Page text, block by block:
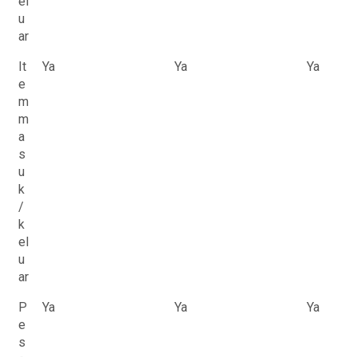
u
ar
It
e
m
m
a
s
u
k
/
k
el
u
ar
Ya Ya Ya
P
e
s
Ya Ya Ya